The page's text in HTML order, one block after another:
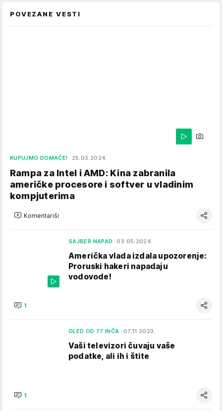
POVEZANE VESTI
KUPUJMO DOMAĆE! 25.03.2024.
Rampa za Intel i AMD: Kina zabranila
američke procesore i softver u vladinim
kompjuterima
Komentariši
SAJBER NAPAD 03.05.2024.
Američka vlada izdala upozorenje:
Proruski hakeri napadaju
vodovode!
1
OLED OD 77 INČA 07.11.2023.
Vaši televizori čuvaju vaše
podatke, ali ih i štite
1